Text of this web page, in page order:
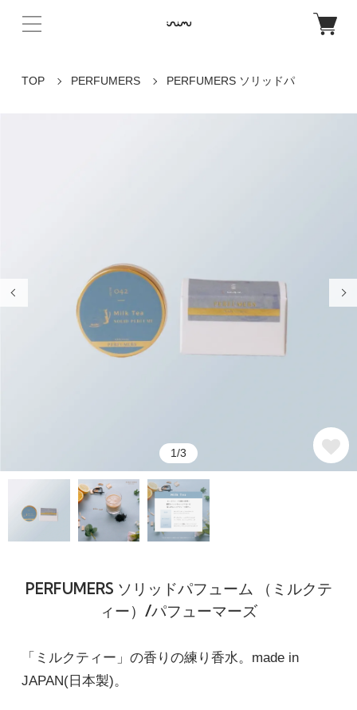
TOP PERFUMERS PERFUMERS ソリッドパ
1/3
PERFUMERS ソリッドパフューム （ミルクテ
ィー）/パフューマーズ
「ミルクティー」の香りの練り香水。made in
JAPAN(日本製)。